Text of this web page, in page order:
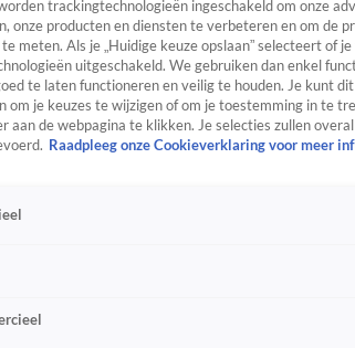
trackingtechnologieën ingeschakeld om onze
onze producten en diensten te verbeteren en om de
meten. Als je „Huidige keuze opslaan” selecteert of
uitgeschakeld. We gebruiken dan enkel
te laten functioneren en veilig te houden. Je kunt
om je keuzes te wijzigen of om je toestemming in te
aan de webpagina te klikken. Je selecties zullen
Raadpleeg onze Cookieverklaring voor meer